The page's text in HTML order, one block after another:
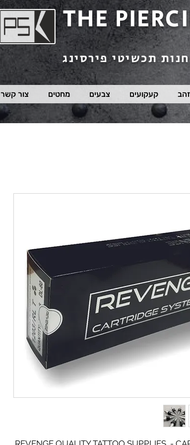
THE
חנות תכשיטי פירסינג
קעקועים צבעים מחטים צור קשר